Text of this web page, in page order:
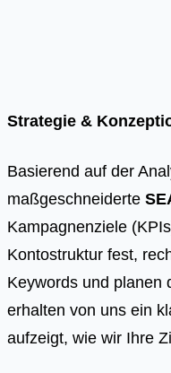
Strategie &
Basierend auf der
maßgeschneiderte
Kampagnenziele
Kontostruktur fest,
Keywords und planen
erhalten von uns ein
aufzeigt, wie wir Ihre